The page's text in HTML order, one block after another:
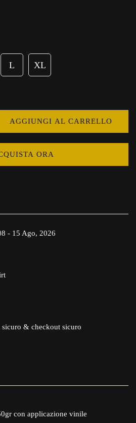
L XL
AGGIUNGI AL CARRELLO
ORA
- 15 Ago, 2026
sicuro & checkout sicuro
con applicazione vinile